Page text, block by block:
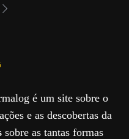
é um site sobre o
e as descobertas da
sobre as tantas formas